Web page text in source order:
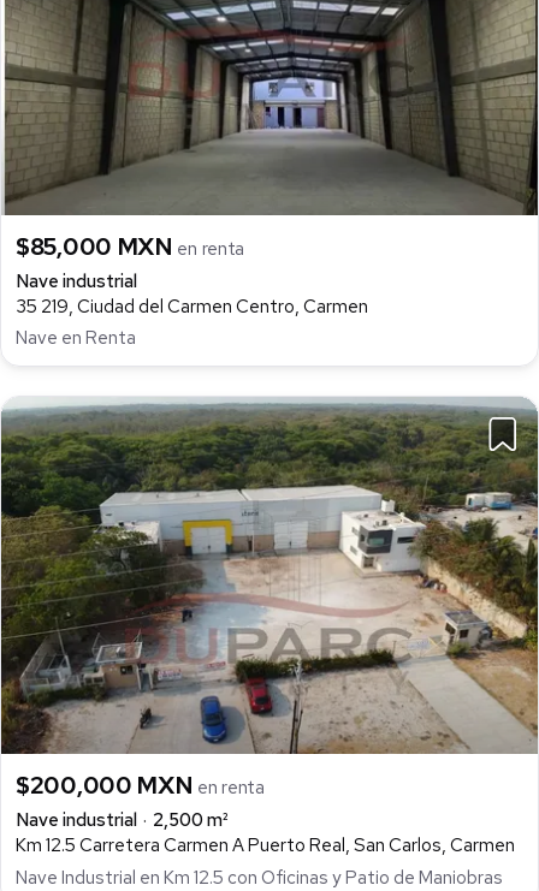
$85,000 MXN en renta
Nave industrial
35 219, Ciudad del Carmen Centro, Carmen
Nave en Renta
$200,000 MXN en renta
Nave industrial
2,500 m²
Km 12.5 Carretera Carmen A Puerto Real, San Carlos, Carmen
Nave Industrial en Km 12.5 con Oficinas y Patio de Maniobras